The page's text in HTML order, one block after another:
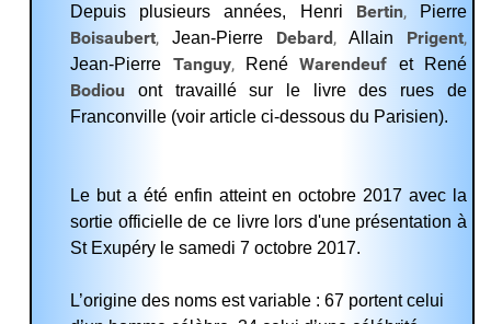
Depuis plusieurs années, Henri Bertin, Pierre
Boisaubert, Jean-Pierre Debard,Allain Prigent,
Jean-Pierre Tanguy, René Warendeuf et René
Bodiou
ont travaillé sur le livre des rues de
Franconville (voir article ci-dessous du Parisien).
Le but a été enfin atteint en octobre 2017 avec la
sortie officielle de ce livre lors d'une présentation à
St Exupéry le samedi 7 octobre 2017.
L’origine des noms est variable : 67 portent celui